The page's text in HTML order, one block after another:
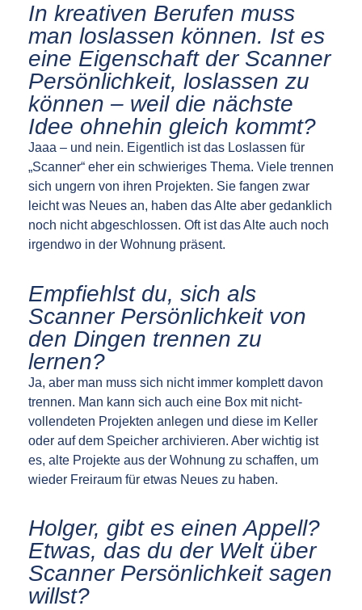
In kreativen Berufen muss
man loslassen können. Ist es
eine Eigenschaft der Scanner
Persönlichkeit, loslassen zu
können – weil die nächste
Idee ohnehin gleich kommt?
Jaaa – und nein. Eigentlich ist das Loslassen für
„Scanner“ eher ein schwieriges Thema. Viele trennen
sich ungern von ihren Projekten. Sie fangen zwar
leicht was Neues an, haben das Alte aber gedanklich
noch nicht abgeschlossen. Oft ist das Alte auch noch
irgendwo in der Wohnung präsent.
Empfiehlst du, sich als
Scanner Persönlichkeit von
den Dingen trennen zu
lernen?
Ja, aber man muss sich nicht immer komplett davon
trennen. Man kann sich auch eine Box mit nicht-
vollendeten Projekten anlegen und diese im Keller
oder auf dem Speicher archivieren. Aber wichtig ist
es, alte Projekte aus der Wohnung zu schaffen, um
wieder Freiraum für etwas Neues zu haben.
Holger, gibt es einen Appell?
Etwas, das du der Welt über
Scanner Persönlichkeit sagen
willst?